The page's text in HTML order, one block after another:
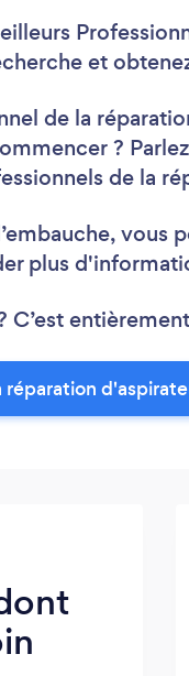
et
de la
?
de la
vous
plus
C’est
réparation